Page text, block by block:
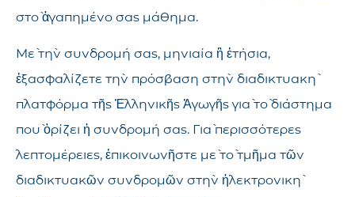
στὸ ἀγαπημένο σας μάθημα.
Μὲ τὴν συνδρομή σας, μηνιαία ἢ ἐτήσια,
ἐξασφαλίζετε τὴν πρόσβαση στὴν διαδικτυακὴ
πλατφόρμα τῆς Ἑλληνικῆς Ἀγωγῆς γιὰ τὸ διάστημα
ποὺ ὁρίζει ἡ συνδρομή σας. Γιὰ περισσότερες
λεπτομέρειες, ἐπικοινωνῆστε μὲ τὸ τμῆμα τῶν
διαδικτυακῶν συνδρομῶν στὴν ἠλεκτρονικὴ